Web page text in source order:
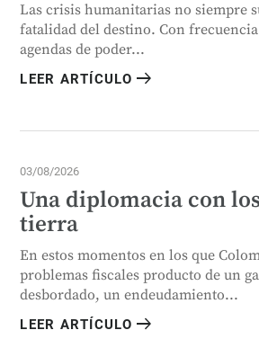
Las crisis humanitarias no siempre
fatalidad del destino. Con
agendas de poder...
LEER ARTÍCULO arrow_right_alt
03/08/2026
Una diplomacia con
tierra
En estos momentos en los que
problemas fiscales producto de un
desbordado, un endeudamiento...
LEER ARTÍCULO arrow_right_alt